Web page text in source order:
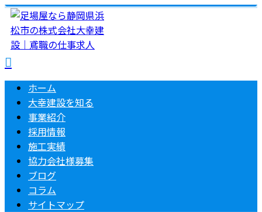
ホーム
大幸建設を知る
事業紹介
採用情報
施工実績
協力会社様募集
ブログ
コラム
サイトマップ